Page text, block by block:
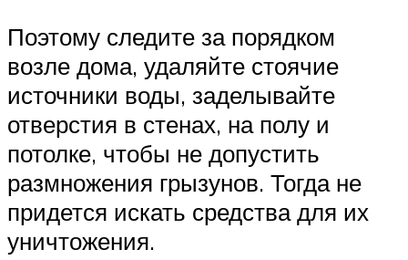
Поэтому следите за порядком
возле дома, удаляйте стоячие
источники воды, заделывайте
отверстия в стенах, на полу и
потолке, чтобы не допустить
размножения грызунов. Тогда не
придется искать средства для их
уничтожения.